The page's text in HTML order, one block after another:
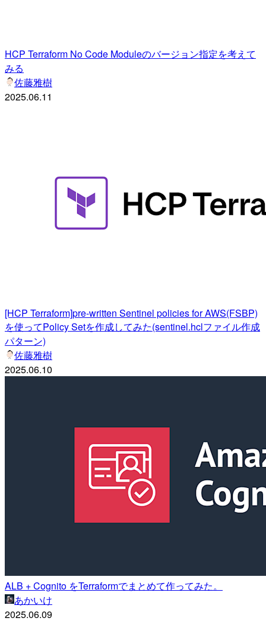
HCP Terraform No Code Moduleのバージョン指定を考えて
みる
佐藤雅樹
2025.06.11
[HCP Terraform]pre-written Sentinel policies for AWS(FSBP)
を使ってPolicy Setを作成してみた(sentinel.hclファイル作成
パターン)
佐藤雅樹
2025.06.10
ALB + Cognito をTerraformでまとめて作ってみた。
あかいけ
2025.06.09